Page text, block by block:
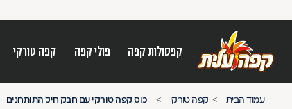
קפסולות קפה פולי קפה קפה טורקי
על מנת לנווט בתת תפריט יש להשתמש
עמוד הבית קפה טורקי כוס קפה טורקי עם חבק חיל התותחנים